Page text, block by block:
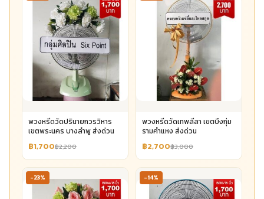
พวงหรีดวัดปรินายกวรวิหาร
เขตพระนคร บางลำพู ส่งด่วน
฿1,700฿2,200
พวงหรีดวัดเทพลีลา เขตบึงกุ่ม
รามคำแหง ส่งด่วน
฿2,700฿3,000
-23% -14%